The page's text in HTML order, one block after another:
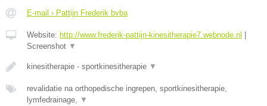
E-mail › Pattijn Frederik bvba
Website: http://www.frederik-pattijn-kinesitherapie7.webnode.nl
Screenshot ▼
kinesitherapie - sportkinesitherapie ▼
revalidatie na orthopedische ingrepen, sportkinesitherapie,
lymfedrainage, ▼